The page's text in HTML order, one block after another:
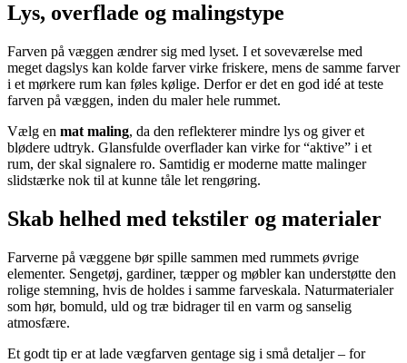
Lys, overflade og malingstype
Farven på væggen ændrer sig med lyset. I et soveværelse med
meget dagslys kan kolde farver virke friskere, mens de samme farver
i et mørkere rum kan føles kølige. Derfor er det en god idé at teste
farven på væggen, inden du maler hele rummet.
Vælg en mat maling, da den reflekterer mindre lys og giver et
blødere udtryk. Glansfulde overflader kan virke for “aktive” i et
rum, der skal signalere ro. Samtidig er moderne matte malinger
slidstærke nok til at kunne tåle let rengøring.
Skab helhed med tekstiler og materialer
Farverne på væggene bør spille sammen med rummets øvrige
elementer. Sengetøj, gardiner, tæpper og møbler kan understøtte den
rolige stemning, hvis de holdes i samme farveskala. Naturmaterialer
som hør, bomuld, uld og træ bidrager til en varm og sanselig
atmosfære.
Et godt tip er at lade vægfarven gentage sig i små detaljer – for